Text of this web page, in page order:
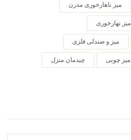
میز ناهارخوری مدرن
میز نهارخوری
میز و صندلی فلزی
میز چوبی چیدمان منزل